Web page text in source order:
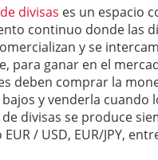
divisas es un espacio
continuo donde las
y se
para ganar en el
deben comprar la
y venderla cuando
divisas se produce
/ USD, EUR/JPY,